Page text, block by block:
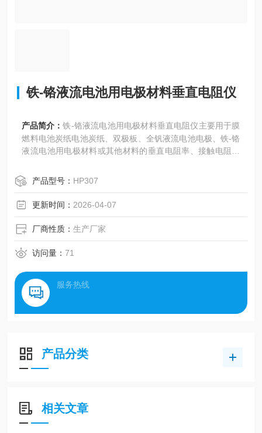
铁-铬液流电池用电极材料垂直电阻仪
产品简介：铁-铬液流电池用电极材料垂直电阻仪主要用于膜
燃料电池炭纸电池炭纸、双极板、全钒液流电池电极、铁-铬
液流电池用电极材料或其他材料的垂直电阻率、接触电阻测
透气性与导电性。该机也叫碳纸垂直电阻率测试仪，
产品型号： HP307
更新时间： 2026-04-07
厂商性质：生产厂家
访问量：71
服务热线
产品分类
相关文章